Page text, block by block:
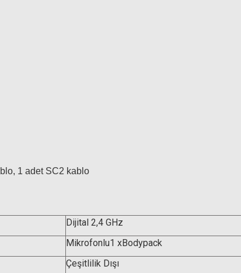
1 adet SC2 kablo
Dijital 2,4 GHz
Mikrofonlu1 xBodypack
Çeşitlilik Dışı